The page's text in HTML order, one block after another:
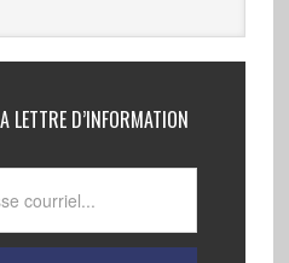
LETTRE D’INFORMATION